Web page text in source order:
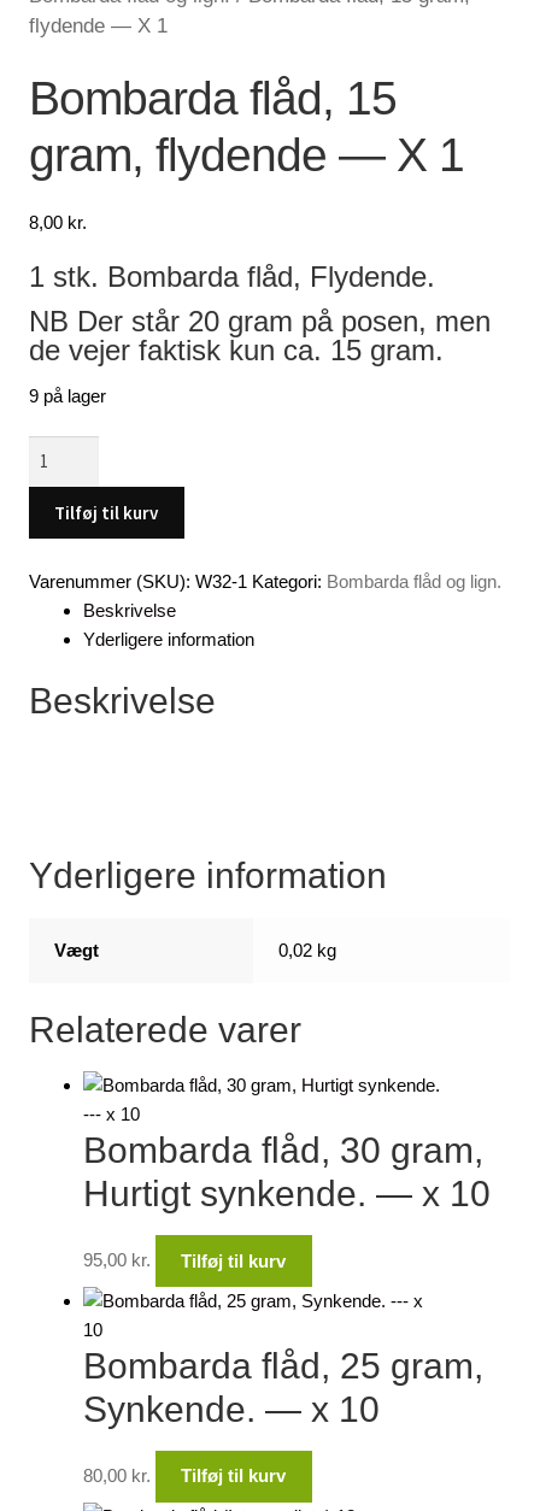
Lagersalg
Min Konto
Glemt adgangskode
flydende — X 1
Bombarda flåd, 15
gram, flydende — X 1
8,00 kr.
1 stk. Bombarda flåd, Flydende.
NB Der står 20 gram på posen, men
de vejer faktisk kun ca. 15 gram.
9 på lager
gram,
-
1
Tilføj til kurv
Varenummer (SKU):W32-1 Kategori: Bombarda flåd og lign.
Beskrivelse
Yderligere information
Beskrivelse
Yderligere information
Vægt 0,02 kg
Relaterede varer
Bombarda flåd, 30 gram,
Hurtigt synkende. — x 10
95,00 kr. Tilføj til kurv
Bombarda flåd, 25 gram,
Synkende. — x 10
80,00 kr. Tilføj til kurv